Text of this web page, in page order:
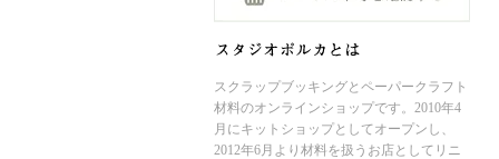
スクラップブッキングとペーパークラフト
材料のオンラインショップです。2010年4
月にキットショップとしてオープンし、
2012年6月より材料を扱うお店としてリニ